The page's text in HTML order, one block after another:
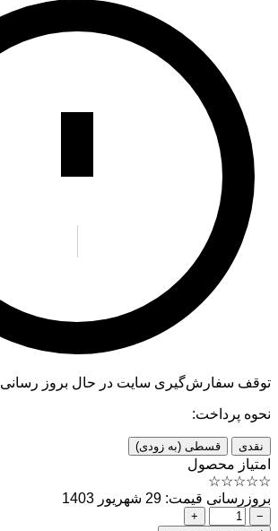
توقف سفارش‌گیری سایت در حال بروز رسانی
نحوه پرداخت:
نقدی قسطی (به زودی)
امتیاز محصول
☆
☆
☆
☆
☆
بروزرسانی قیمت: 29 شهریور 1403
−
+